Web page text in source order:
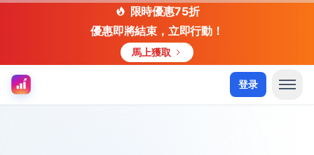
限時優惠75折
優惠即將結束，立即行動！
馬上獲取
登录